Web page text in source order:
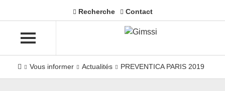
Recherche Contact
Vous informer Actualités PREVENTICA PARIS 2019